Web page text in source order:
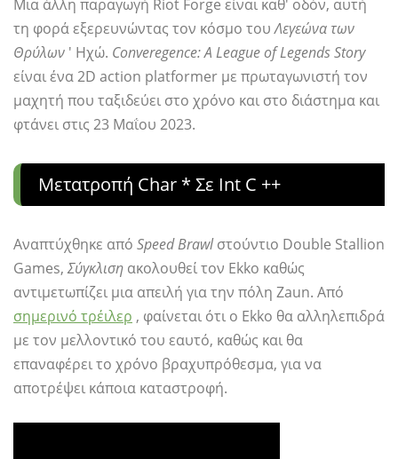
Μια άλλη παραγωγή Riot Forge είναι καθ' οδόν, αυτή
τη φορά εξερευνώντας τον κόσμο τουΛεγεώνα των
Θρύλων ' Ηχώ. Converegence: A League of Legends Story
είναι ένα 2D action platformer με πρωταγωνιστή τον
μαχητή που ταξιδεύει στο χρόνο και στο διάστημα και
φτάνει στις 23 Μαΐου 2023.
Μετατροπή Char * Σε Int C ++
Αναπτύχθηκε από Speed ​​Brawlστούντιο Double Stallion
Games, Σύγκλιση ακολουθεί τον Ekko καθώς
αντιμετωπίζει μια απειλή για την πόλη Zaun. Από
σημερινό τρέιλερ , φαίνεται ότι ο Ekko θα αλληλεπιδρά
με τον μελλοντικό του εαυτό, καθώς και θα
επαναφέρει το χρόνο βραχυπρόθεσμα, για να
αποτρέψει κάποια καταστροφή.